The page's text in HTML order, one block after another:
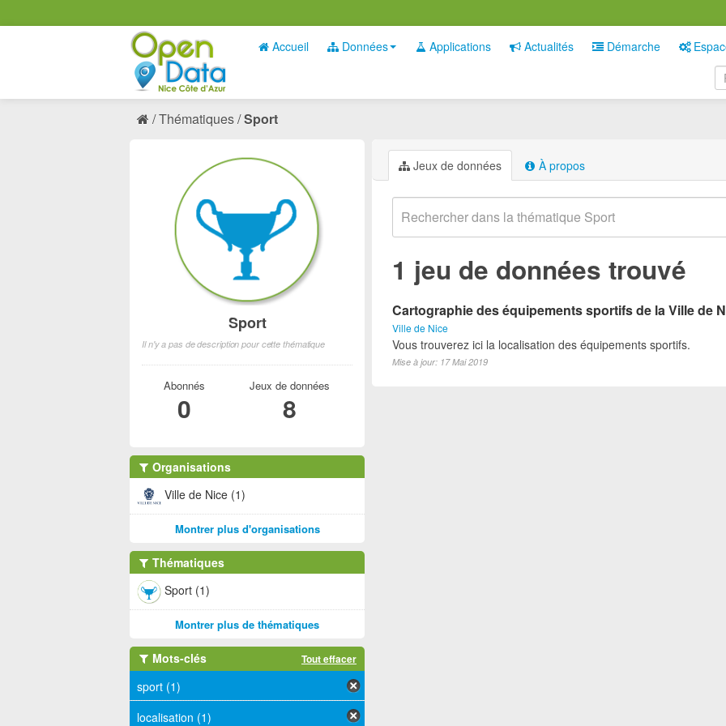
Accueil Données Applications Actualités Démarche
Thématiques Sport
Jeux de données À propos
1 jeu de données trouvé
Cartographie des équipements sportifs de la Ville de
Ville de Nice
Vous trouverez ici la localisation des équipements sportifs.
Mise à jour: 17 Mai 2019
Sport
Il n'y a pas de description pour cette thématique
Abonnés
0
Jeux de données
8
Organisations
Ville de Nice (1)
Montrer plus d'organisations
Thématiques
Sport (1)
Montrer plus de thématiques
Mots-clés Tout effacer
sport (1)
localisation (1)